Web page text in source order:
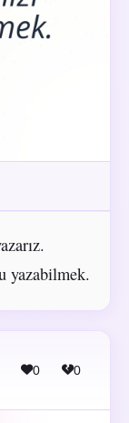
yazabilmek.
0 0